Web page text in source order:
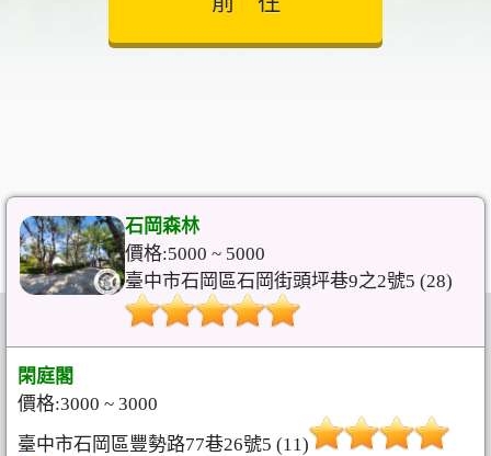
石岡森林
價格:5000 ~ 5000
臺中市石岡區石岡街頭坪巷9之2號5 (28)
閑庭閣
價格:3000 ~ 3000
臺中市石岡區豐勢路77巷26號5 (11)